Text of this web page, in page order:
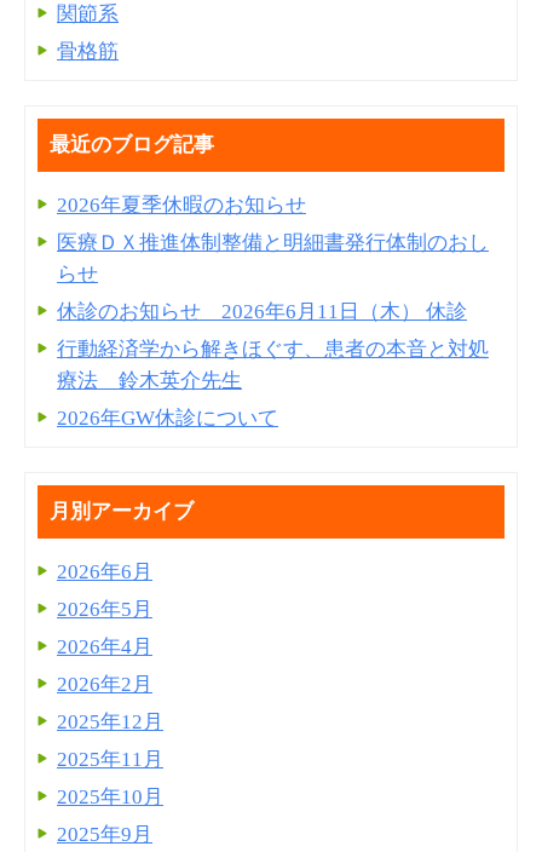
関節系
骨格筋
最近のブログ記事
2026年夏季休暇のお知らせ
医療ＤＸ推進体制整備と明細書発⾏体制のおし
らせ
休診のお知らせ 2026年6月11日（木） 休診
行動経済学から解きほぐす、患者の本音と対処
療法 鈴木英介先生
2026年GW休診について
月別アーカイブ
2026年6月
2026年5月
2026年4月
2026年2月
2025年12月
2025年11月
2025年10月
2025年9月